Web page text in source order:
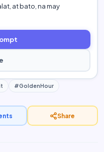
at bato, na may
#GoldenHour
Share